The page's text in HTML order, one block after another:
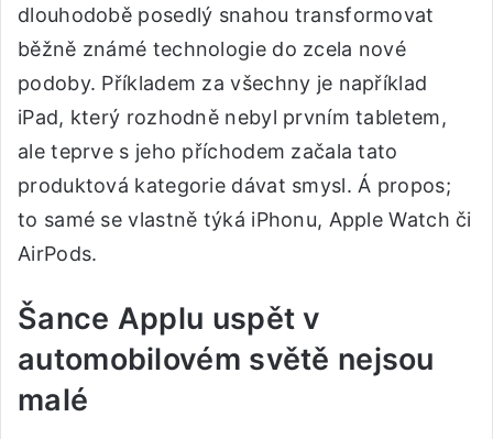
dlouhodobě posedlý snahou transformovat
běžně známé technologie do zcela nové
podoby. Příkladem za všechny je například
iPad, který rozhodně nebyl prvním tabletem,
ale teprve s jeho příchodem začala tato
produktová kategorie dávat smysl. Á propos;
to samé se vlastně týká iPhonu, Apple Watch či
AirPods.
Šance Applu uspět v
automobilovém světě nejsou
malé